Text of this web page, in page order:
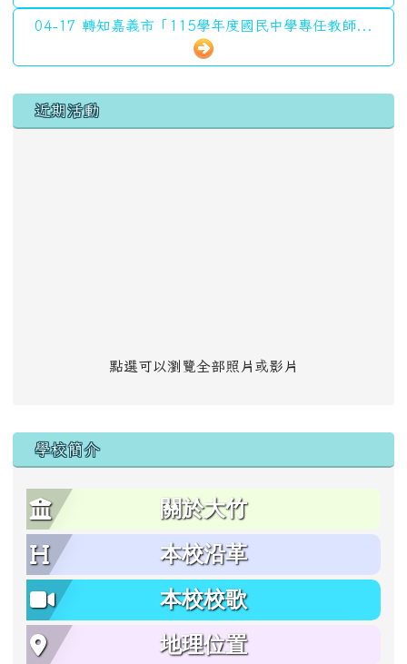
04-17 轉知嘉義市「115學年度國民中學專任教師...
左邊區域內容
近期活動
點選可以瀏覽全部照片或影片
學校簡介
關於大竹
本校沿革
本校校歌
地理位置